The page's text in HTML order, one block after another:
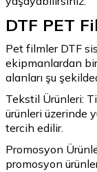
DTF PET
Pet filmler DTF
ekipmanlardan
alanları şu
Tekstil Ürünleri:
ürünleri üzerinde
tercih edilir.
Promosyon
promosyon